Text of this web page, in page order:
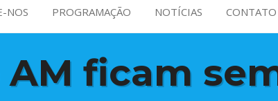
NOS PROGRAMAÇÃO NOTÍCIAS CONTATO
ficam